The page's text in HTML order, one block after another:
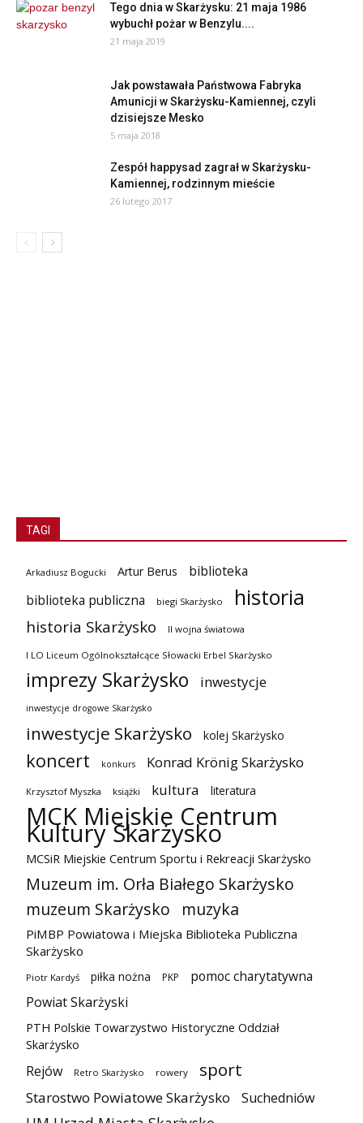
Tego dnia w Skarżysku: 21 maja 1986
wybuchł pożar w Benzylu....
21 maja 2019
Jak powstawała Państwowa Fabryka
Amunicji w Skarżysku-Kamiennej, czyli
dzisiejsze Mesko
5 maja 2018
Zespół happysad zagrał w Skarżysku-
Kamiennej, rodzinnym mieście
26 lutego 2017
TAGI
Arkadiusz Bogucki Artur Berus
biblioteka
biblioteka publiczna
biegi Skarżysko historia
historia Skarżysko II wojna światowa
I LO Liceum Ogólnokształcące Słowacki Erbel Skarżysko
imprezy Skarżysko inwestycje
inwestycje drogowe Skarżysko
inwestycje Skarżysko kolej Skarżysko
koncert konkurs Konrad Krönig Skarżysko
Krzysztof Myszka książki kultura literatura
MCK Miejskie Centrum
Kultury Skarżysko
MCSiR Miejskie Centrum Sportu i Rekreacji Skarżysko
Muzeum im. Orła Białego Skarżysko
muzeum Skarżysko
muzyka
PiMBP Powiatowa i Miejska Biblioteka Publiczna
Skarżysko
Piotr Kardyś piłka nożna PKP
pomoc charytatywna
Powiat Skarżyski
PTH Polskie Towarzystwo Historyczne Oddział
Skarżysko
Rejów Retro Skarżysko rowery sport
Starostwo Powiatowe Skarżysko Suchedniów